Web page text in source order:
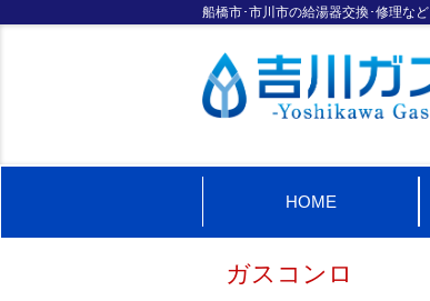
船橋市･市川市の給湯器交換･修理など
HOME
ガスコンロ